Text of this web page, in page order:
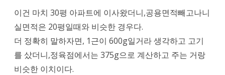
↔
KiloByte)
이건 마치 30평 아파트에 이사왔더니,공용면적빼고나니
실면적은 20평일때와 비슷한 경우다.
더 정확히 말하자면, 1근이 600g일거라 생각하고 고기
를 샀더니,정육점에서는 375g으로 계산하고 주는 거랑
비슷한 이치이다.